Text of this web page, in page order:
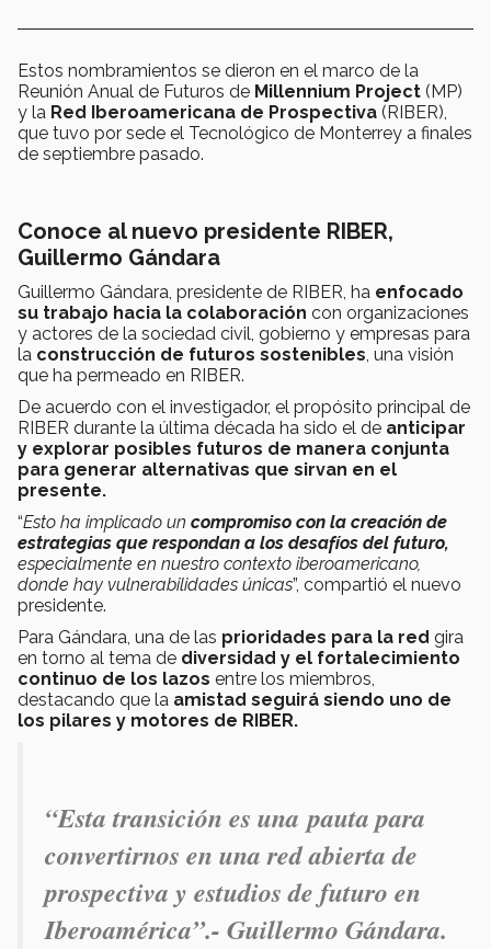
Estos nombramientos se dieron en el marco de la
Reunión Anual de Futuros de Millennium Project (MP)
y la Red Iberoamericana de Prospectiva (RIBER),
que tuvo por sede el Tecnológico de Monterrey a finales
de septiembre pasado.
Conoce al nuevo presidente RIBER,
Guillermo Gándara
Guillermo Gándara, presidente de RIBER, ha enfocado
su trabajo hacia la colaboración con organizaciones
y actores de la sociedad civil, gobierno y empresas para
la construcción de futuros sostenibles, una visión
que ha permeado en RIBER.
De acuerdo con el investigador, el propósito principal de
RIBER durante la última década ha sido el de anticipar
y explorar posibles futuros de manera conjunta
para generar alternativas que sirvan en el
presente.
“Esto ha implicado un compromiso con la creación de
estrategias que respondan a los desafíos del futuro,
especialmente en nuestro contexto iberoamericano,
donde hay vulnerabilidades únicas”, compartió el nuevo
presidente.
Para Gándara, una de las prioridades para la red gira
en torno al tema de diversidad y el fortalecimiento
continuo de los lazos entre los miembros,
destacando que la amistad seguirá siendo uno de
los pilares y motores de RIBER.
“Esta transición es una pauta para
convertirnos en una red abierta de
prospectiva y estudios de futuro en
Iberoamérica”.- Guillermo Gándara.